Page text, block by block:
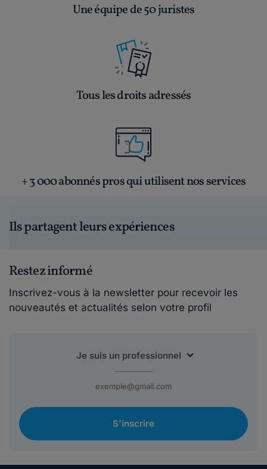
Une équipe de 50 juristes
Tous les droits adressés
+ 3 000 abonnés pros qui utilisent nos services
Ils partagent leurs expériences
Restez informé
Inscrivez-vous à la newsletter pour recevoir les
nouveautés et actualités selon votre profil
S'inscrire